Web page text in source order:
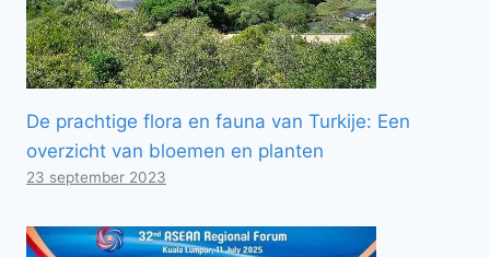
De prachtige flora en fauna van Turkije: Een
overzicht van bloemen en planten
23 september 2023